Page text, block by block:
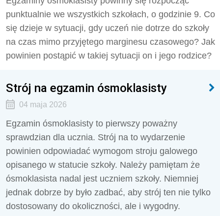
punktualnie we wszystkich szkołach, o godzinie 9. Co
się dzieje w sytuacji, gdy uczeń nie dotrze do szkoły
na czas mimo przyjętego marginesu czasowego? Jak
powinien postąpić w takiej sytuacji on i jego rodzice?
Strój na egzamin ósmoklasisty
04 maja 2026
Egzamin ósmoklasisty to pierwszy poważny
sprawdzian dla ucznia. Strój na to wydarzenie
powinien odpowiadać wymogom stroju galowego
opisanego w statucie szkoły. Należy pamiętam że
ósmoklasista nadal jest uczniem szkoły. Niemniej
jednak dobrze by było zadbać, aby strój ten nie tylko
dostosowany do okoliczności, ale i wygodny.